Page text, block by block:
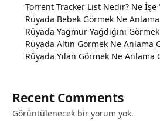
Torrent Tracker List Nedir? Ne İşe
Rüyada Bebek Görmek Ne
Rüyada Yağmur Yağdığını
Rüyada Altın Görmek Ne Anlama
Rüyada Yılan Görmek Ne Anlama
Recent Comments
Görüntülenecek bir yorum yok.